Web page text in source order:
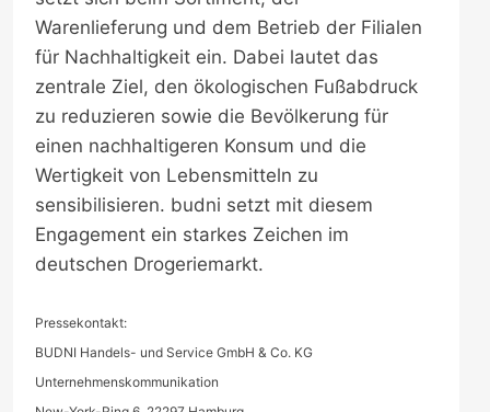
Warenlieferung und dem Betrieb der Filialen
für Nachhaltigkeit ein. Dabei lautet das
zentrale Ziel, den ökologischen Fußabdruck
zu reduzieren sowie die Bevölkerung für
einen nachhaltigeren Konsum und die
Wertigkeit von Lebensmitteln zu
sensibilisieren. budni setzt mit diesem
Engagement ein starkes Zeichen im
deutschen Drogeriemarkt.
Pressekontakt:
BUDNI Handels- und Service GmbH & Co. KG
Unternehmenskommunikation